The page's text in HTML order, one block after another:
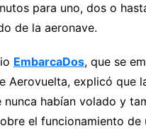
para uno, dos o
de la aeronave.
EmbarcaDos, que se
Aerovuelta, explicó
habían volado y
el funcionamiento de